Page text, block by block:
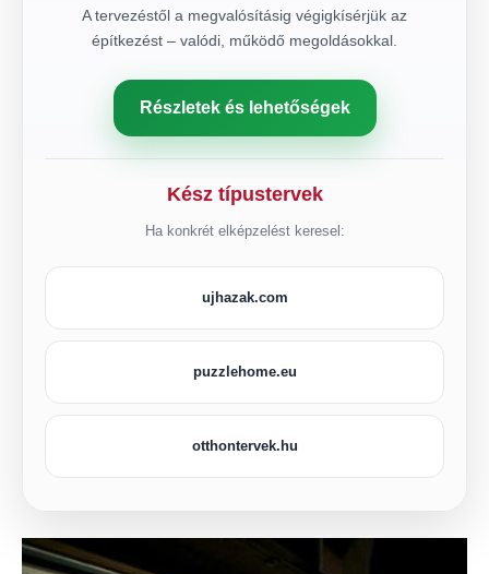
A tervezéstől a megvalósításig végigkísérjük az
építkezést – valódi, működő megoldásokkal.
Részletek és lehetőségek
Kész típustervek
Ha konkrét elképzelést keresel:
ujhazak.com
puzzlehome.eu
otthontervek.hu